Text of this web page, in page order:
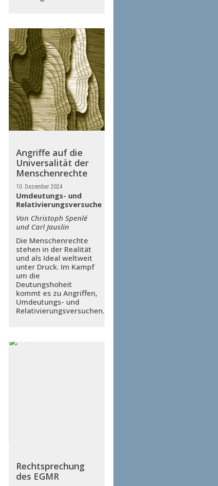
Angriffe auf die
Universalität der
Menschenrechte
10. Dezember 2024
Umdeutungs- und
Relativierungsversuche
Von Christoph Spenlé
und Carl Jauslin
Die Menschenrechte
stehen in der Realität
und als Ideal weltweit
unter Druck. Im Kampf
um die
Deutungshoheit
kommt es zu Angriffen,
Umdeutungs- und
Relativierungsversuchen.
Rechtsprechung
des EGMR